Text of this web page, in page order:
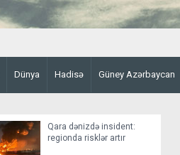
Dünya Hadisə Güney Azərbaycan
Qara dənizdə insident:
regionda risklər artır